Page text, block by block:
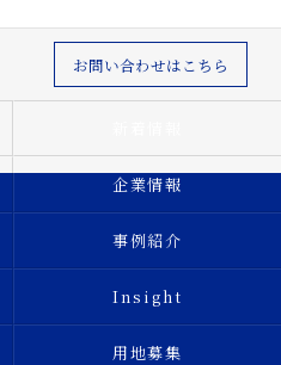
お問い合わせはこちら
企業情報
事例紹介
Insight
用地募集